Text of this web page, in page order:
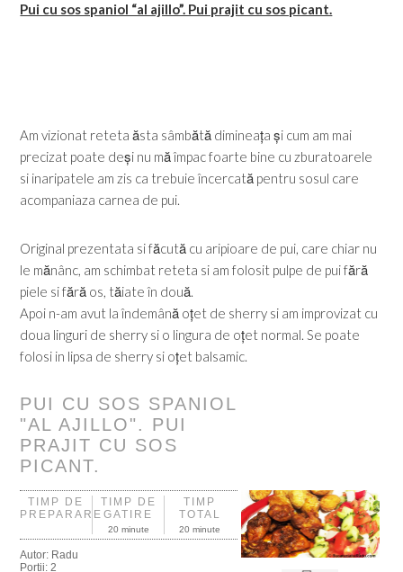
Pui cu sos spaniol “al ajillo”. Pui prajit cu sos picant.
Am vizionat reteta ăsta sâmbătă dimineața și cum am mai
precizat poate deși nu mă împac foarte bine cu zburatoarele
si inaripatele am zis ca trebuie încercată pentru sosul care
acompaniaza carnea de pui.
Original prezentata si făcută cu aripioare de pui, care chiar nu
le mănânc, am schimbat reteta si am folosit pulpe de pui fără
piele si fără os, tăiate în două.
Apoi n-am avut la îndemână oțet de sherry si am improvizat cu
doua linguri de sherry si o lingura de oțet normal. Se poate
folosi in lipsa de sherry si oțet balsamic.
PUI CU SOS SPANIOL
"AL AJILLO". PUI
PRAJIT CU SOS
PICANT.
TIMP DE
PREPARARE
TIMP DE
GATIRE
20 minute
TIMP
TOTAL
20 minute
Autor: Radu
Portii:2